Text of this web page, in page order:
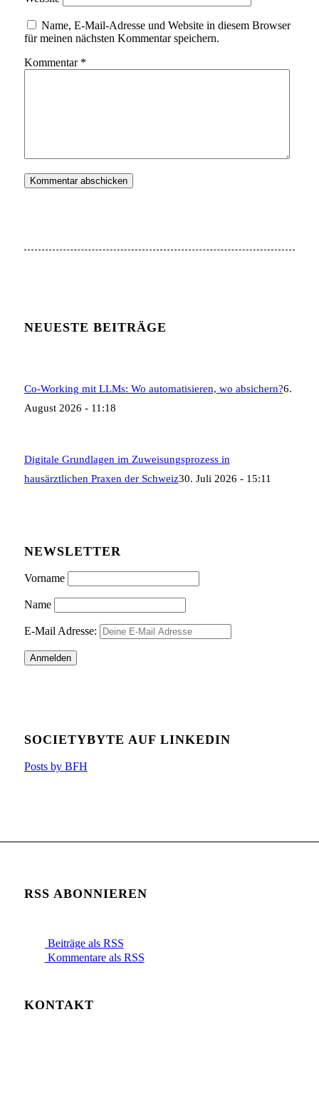
Name, E-Mail-Adresse und Website in diesem Browser
für meinen nächsten Kommentar speichern.
Kommentar *
NEUESTE BEITRÄGE
Co-Working mit LLMs: Wo automatisieren, wo absichern?6.
August 2026 - 11:18
Digitale Grundlagen im Zuweisungsprozess in
hausärztlichen Praxen der Schweiz30. Juli 2026 - 15:11
NEWSLETTER
Vorname
Name
E-Mail Adresse:
SOCIETYBYTE AUF LINKEDIN
Posts by BFH
RSS ABONNIEREN
Beiträge als RSS
Kommentare als RSS
KONTAKT